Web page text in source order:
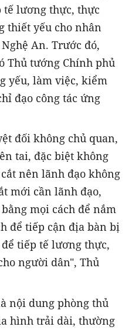
lương thực, thực
thiết yếu cho nhân
An. Trước đó,
Thủ tướng Chính phủ
yếu, làm việc, kiểm
đạo công tác ứng
đối không chủ quan,
tai, đặc biệt không
nên lãnh đạo không
mới cần lãnh đạo,
mọi cách để nắm
để tiếp cận địa bàn bị
tiếp tế lương thực,
người dân", Thủ
nội dung phòng thủ
hình trải dài, thường